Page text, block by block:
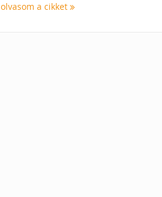
olvasom a cikket